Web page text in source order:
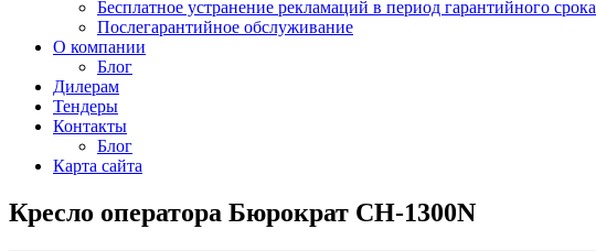
Бесплатное устранение рекламаций в период гарантийного срока
Послегарантийное обслуживание
О компании
Блог
Дилерам
Тендеры
Контакты
Блог
Карта сайта
Кресло оператора Бюрократ СН-1300N